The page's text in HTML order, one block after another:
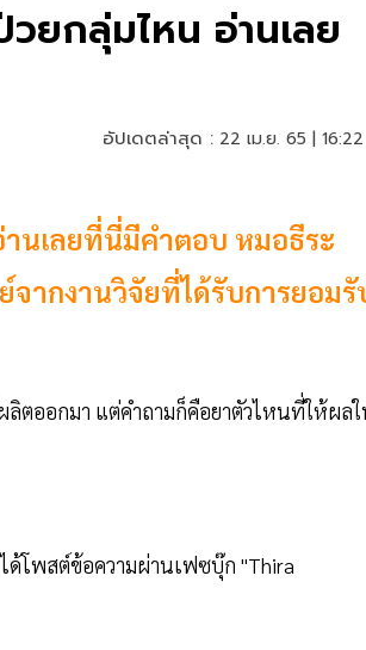
ยกลุ่มไหน อ่านเลย
อัปเดตล่าสุด : 22 เม.ย. 65 |
นเลยที่นี่มีคำตอบ หมอธีระ
ากงานวิจัยที่ได้รับการยอมรั
ตออกมา แต่คำถามก็คือยาตัวไหนที่ให้ผล
โพสต์ข้อความผ่านเฟซบุ๊ก "Thira